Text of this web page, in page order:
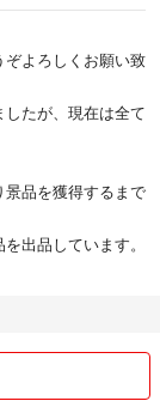
よろしくお願い致
たが、現在は全て
品を獲得するまで
出品しています。